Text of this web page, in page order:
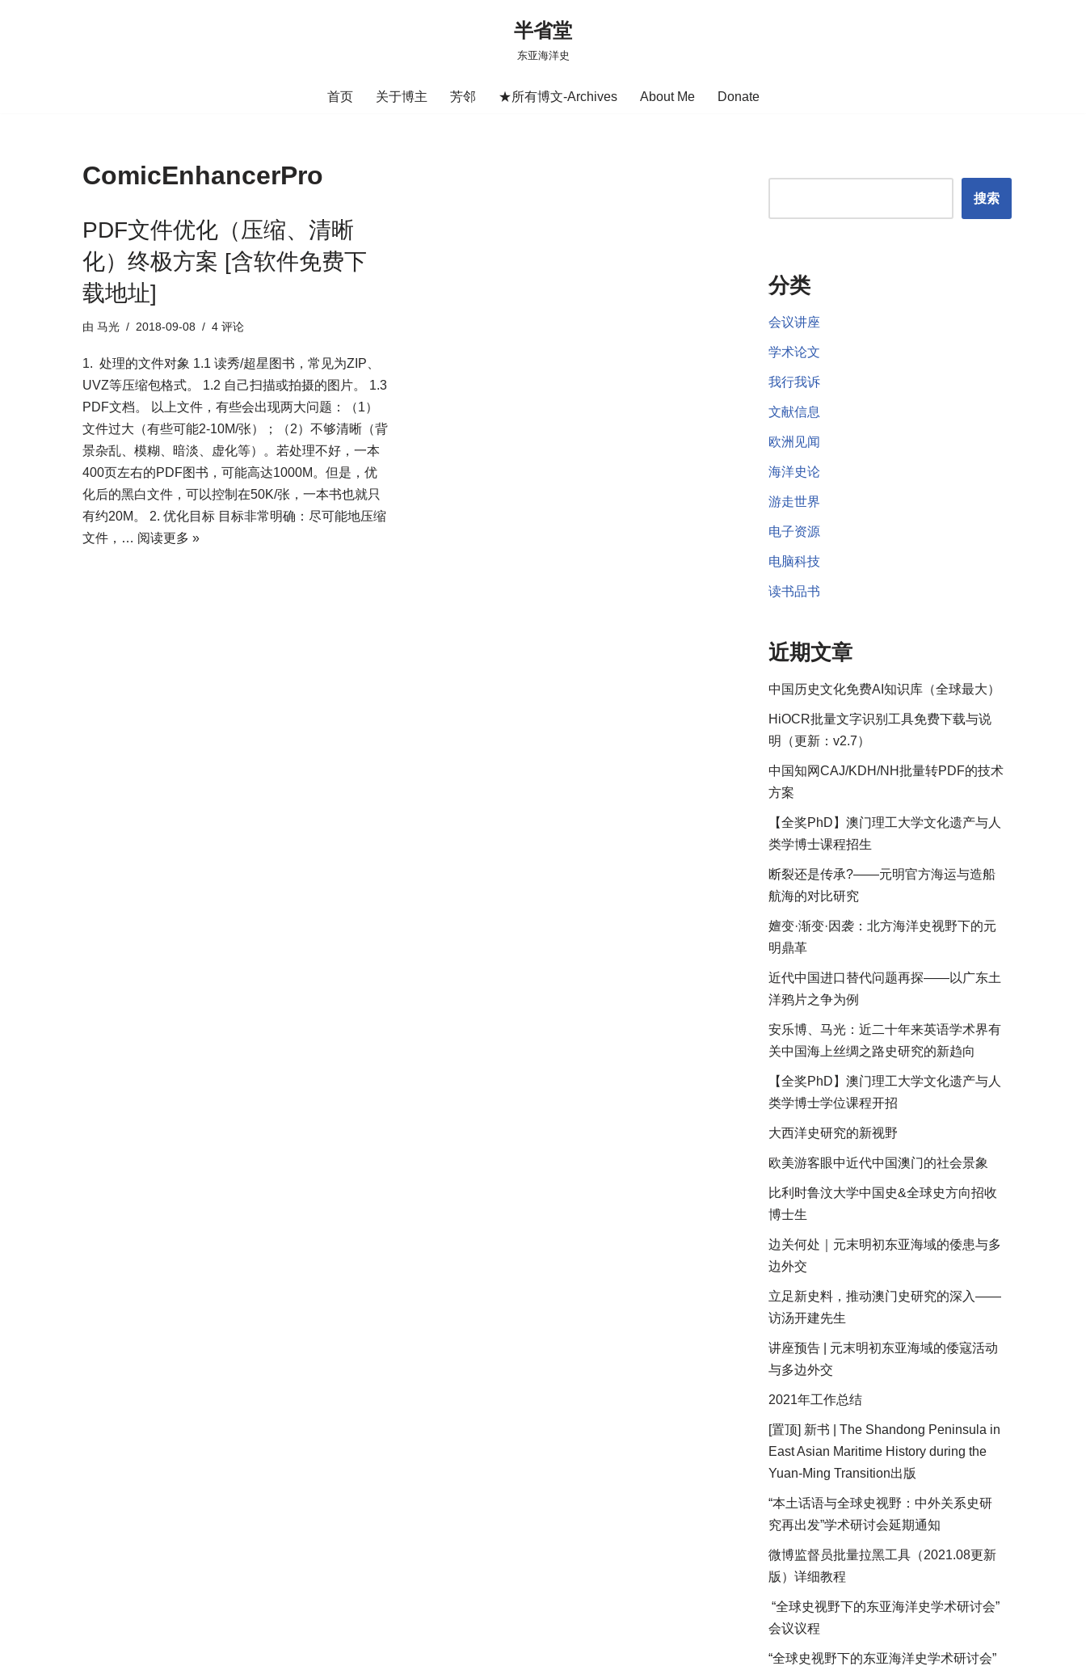
半省堂
东亚海洋史
首页 关于博主 芳邻 ★所有博文-Archives About Me Donate
ComicEnhancerPro
PDF文件优化（压缩、清晰
化）终极方案 [含软件免费下
载地址]
由 马光 2018-09-08 4 评论
1. 处理的文件对象 1.1 读秀/超星图书，常见为ZIP、
UVZ等压缩包格式。 1.2 自己扫描或拍摄的图片。 1.3
PDF文档。 以上文件，有些会出现两大问题：（1）
文件过大（有些可能2-10M/张）；（2）不够清晰（背
景杂乱、模糊、暗淡、虚化等）。若处理不好，一本
400页左右的PDF图书，可能高达1000M。但是，优
化后的黑白文件，可以控制在50K/张，一本书也就只
有约20M。 2. 优化目标 目标非常明确：尽可能地压缩
文件，… 阅读更多 »
搜索
分类
会议讲座
学术论文
我行我诉
文献信息
欧洲见闻
海洋史论
游走世界
电子资源
电脑科技
读书品书
近期文章
中国历史文化免费AI知识库（全球最大）
HiOCR批量文字识别工具免费下载与说
明（更新：v2.7）
中国知网CAJ/KDH/NH批量转PDF的技术
方案
【全奖PhD】澳门理工大学文化遗产与人
类学博士课程招生
断裂还是传承?——元明官方海运与造船
航海的对比研究
嬗变·渐变·因袭：北方海洋史视野下的元
明鼎革
近代中国进口替代问题再探——以广东土
洋鸦片之争为例
安乐博、马光：近二十年来英语学术界有
关中国海上丝绸之路史研究的新趋向
【全奖PhD】澳门理工大学文化遗产与人
类学博士学位课程开招
大西洋史研究的新视野
欧美游客眼中近代中国澳门的社会景象
比利时鲁汶大学中国史&全球史方向招收
博士生
边关何处｜元末明初东亚海域的倭患与多
边外交
立足新史料，推动澳门史研究的深入——
访汤开建先生
讲座预告 | 元末明初东亚海域的倭寇活动
与多边外交
2021年工作总结
[置顶] 新书 | The Shandong Peninsula in
East Asian Maritime History during the
Yuan-Ming Transition出版
“本土话语与全球史视野：中外关系史研
究再出发”学术研讨会延期通知
微博监督员批量拉黑工具（2021.08更新
版）详细教程
“全球史视野下的东亚海洋史学术研讨会”
会议议程
“全球史视野下的东亚海洋史学术研讨会”